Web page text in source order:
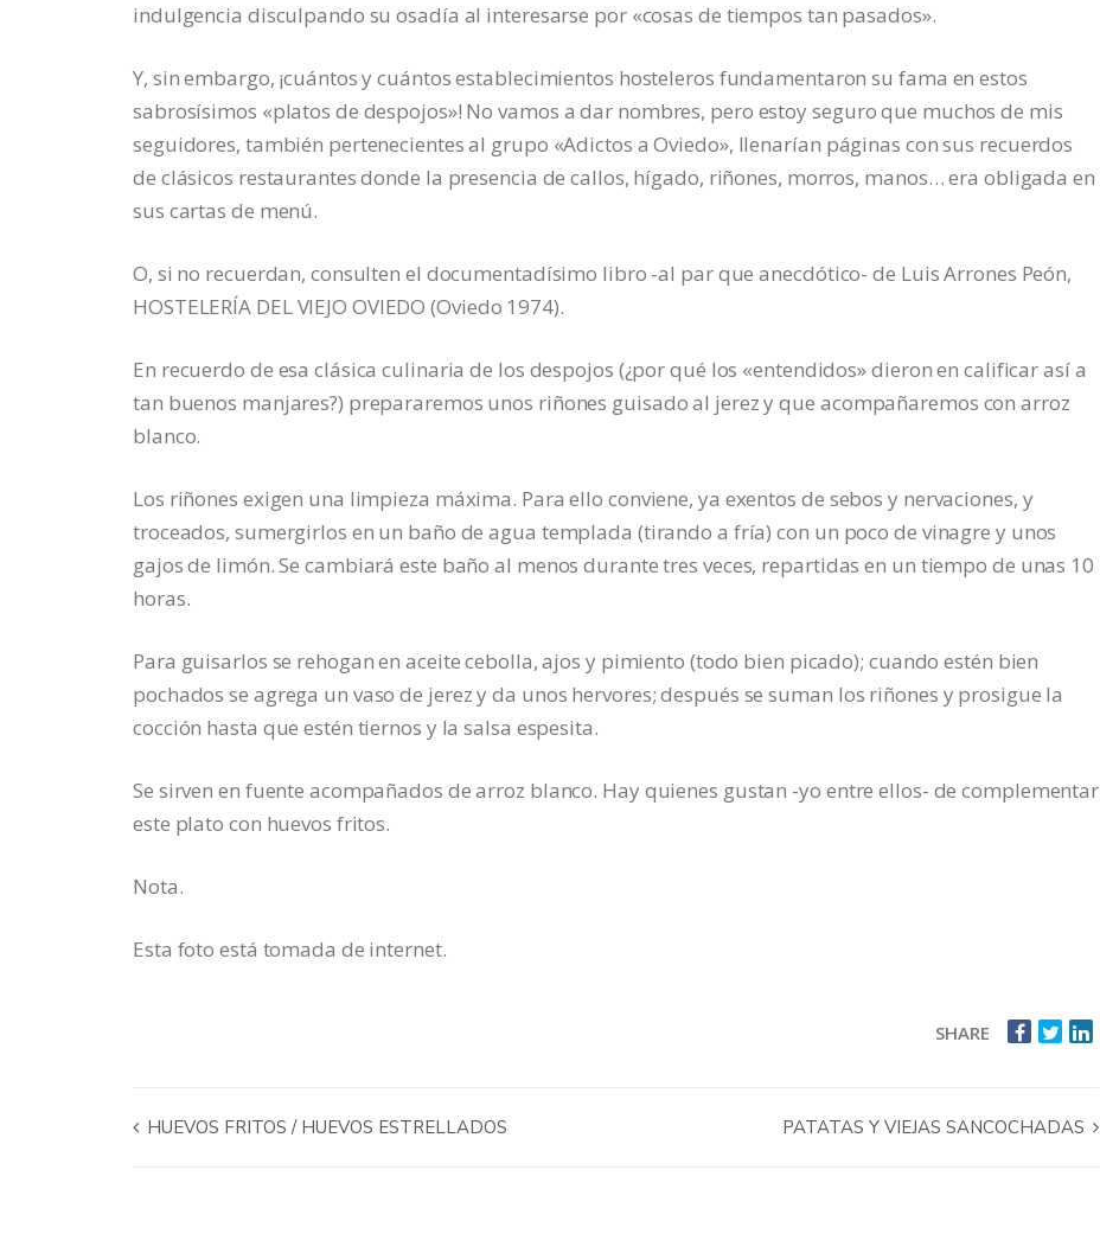
indulgencia disculpando su osadía al interesarse por «cosas de tiempos tan pasados».
Y, sin embargo, ¡cuántos y cuántos establecimientos hosteleros fundamentaron su fama en estos
sabrosísimos «platos de despojos»! No vamos a dar nombres, pero estoy seguro que muchos de mis
seguidores, también pertenecientes al grupo «Adictos a Oviedo», llenarían páginas con sus recuerdos
de clásicos restaurantes donde la presencia de callos, hígado, riñones, morros, manos… era obligada en
sus cartas de menú.
O, si no recuerdan, consulten el documentadísimo libro -al par que anecdótico- de Luis Arrones Peón,
HOSTELERÍA DEL VIEJO OVIEDO (Oviedo 1974).
En recuerdo de esa clásica culinaria de los despojos (¿por qué los «entendidos» dieron en calificar así a
tan buenos manjares?) prepararemos unos riñones guisado al jerez y que acompañaremos con arroz
blanco.
Los riñones exigen una limpieza máxima. Para ello conviene, ya exentos de sebos y nervaciones, y
troceados, sumergirlos en un baño de agua templada (tirando a fría) con un poco de vinagre y unos
gajos de limón. Se cambiará este baño al menos durante tres veces, repartidas en un tiempo de unas 10
horas.
Para guisarlos se rehogan en aceite cebolla, ajos y pimiento (todo bien picado); cuando estén bien
pochados se agrega un vaso de jerez y da unos hervores; después se suman los riñones y prosigue la
cocción hasta que estén tiernos y la salsa espesita.
Se sirven en fuente acompañados de arroz blanco. Hay quienes gustan -yo entre ellos- de complementar
este plato con huevos fritos.
Nota.
Esta foto está tomada de internet.
SHARE
HUEVOS FRITOS / HUEVOS ESTRELLADOS PATATAS Y VIEJAS SANCOCHADAS